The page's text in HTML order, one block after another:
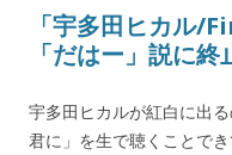
「宇多田ヒカル/
「だはー」説に終
宇多田ヒカルが紅白に出
君に」を生で聴くことでき